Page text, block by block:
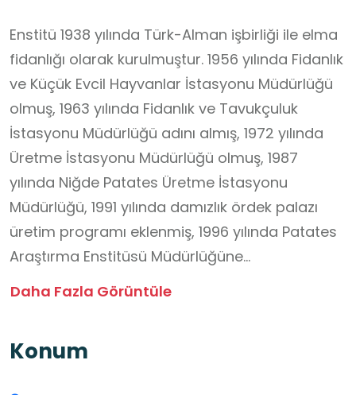
Enstitü 1938 yılında Türk-Alman işbirliği ile elma
fidanlığı olarak kurulmuştur. 1956 yılında Fidanlık
ve Küçük Evcil Hayvanlar İstasyonu Müdürlüğü
olmuş, 1963 yılında Fidanlık ve Tavukçuluk
İstasyonu Müdürlüğü adını almış, 1972 yılında
Üretme İstasyonu Müdürlüğü olmuş, 1987
yılında Niğde Patates Üretme İstasyonu
Müdürlüğü, 1991 yılında damızlık ördek palazı
üretim programı eklenmiş, 1996 yılında Patates
Araştırma Enstitüsü Müdürlüğüne
dönüştürülmüştür. 2011 Yılında ise 639 sayılı KHK
Müdürlüğüne bağlı olarak Patates Araştırma
Daha Fazla Görüntüle
Konum